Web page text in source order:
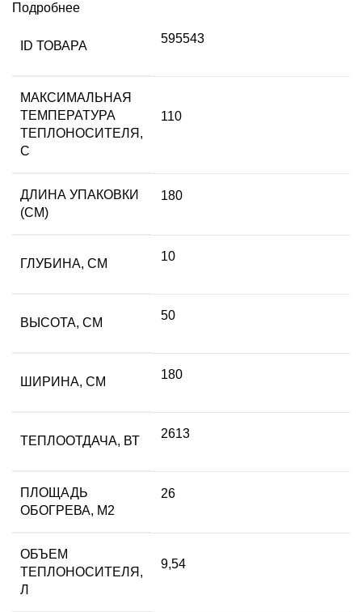
Подробнее
ID ТОВАРА
595543
МАКСИМАЛЬНАЯ
ТЕМПЕРАТУРА
ТЕПЛОНОСИТЕЛЯ,
С
110
ДЛИНА УПАКОВКИ
(СМ)
180
ГЛУБИНА, СМ
10
ВЫСОТА, СМ
50
ШИРИНА, СМ
180
ТЕПЛООТДАЧА, ВТ
2613
ПЛОЩАДЬ
ОБОГРЕВА, М2
26
ОБЪЕМ
ТЕПЛОНОСИТЕЛЯ,
Л
9,54